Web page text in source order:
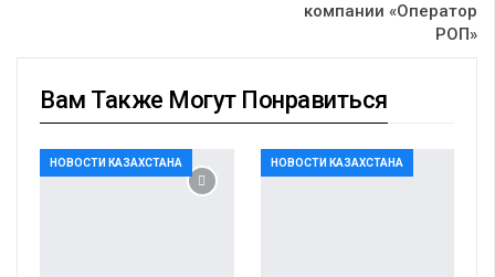
компании «Оператор
РОП»
Вам Также Могут Понравиться
НОВОСТИ КАЗАХСТАНА НОВОСТИ КАЗАХСТАНА